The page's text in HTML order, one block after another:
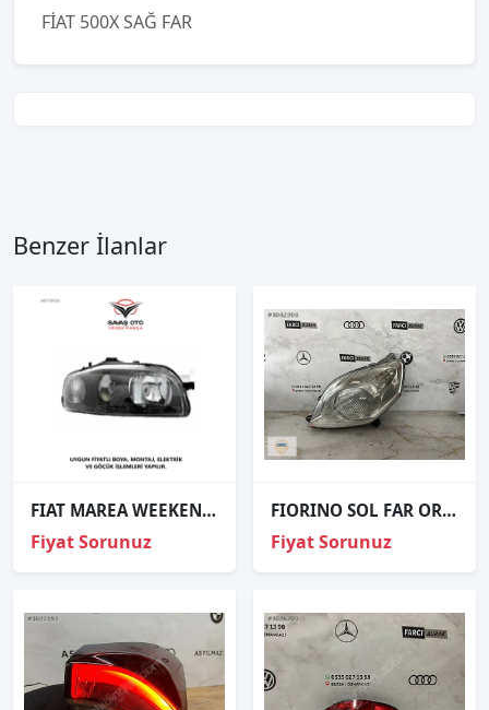
FİAT 500X SAĞ FAR
Benzer İlanlar
FIAT MAREA WEEKEND ÖN FAR ÇİZGİSİZ SAĞ SOL 1996 VE ÜZERİ / TAİWAN
Fiyat Sorunuz
FIORINO SOL FAR ORJİNAL
Fiyat Sorunuz